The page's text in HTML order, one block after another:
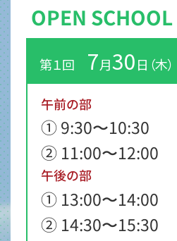
OPEN
第１回 7月30日（木）
午前の部
① 9:30〜10:30
② 11:00〜12:00
午後の部
① 13:00〜14:00
② 14:30〜15:30